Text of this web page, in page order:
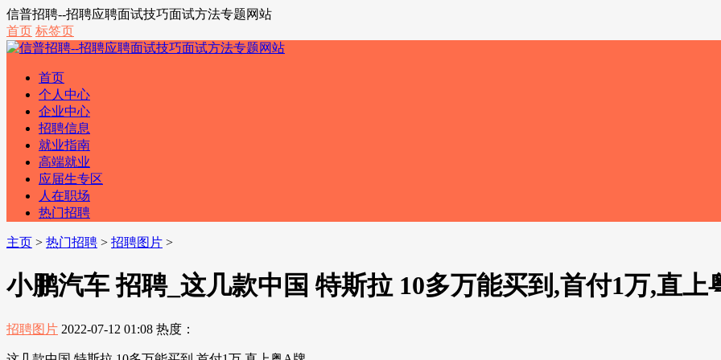
信普招聘--招聘应聘面试技巧面试方法专题网站
首页 标签页
首页
个人中心
企业中心
招聘信息
就业指南
高端就业
应届生专区
人在职场
热门招聘
主页 > 热门招聘 > 招聘图片 >
小鹏汽车 招聘_这几款中国 特斯拉 10多万能买到,首付1万,直上
招聘图片 2022-07-12 01:08 热度：